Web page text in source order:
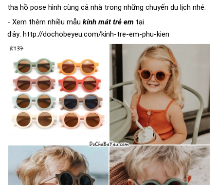
tha hồ pose hình cùng cả nhà trong những chuyến du lịch nhé.
- Xem thêm nhiều mẫu kính mát trẻ em tại
đây: http://dochobeyeu.com/kinh-tre-em-phu-kien